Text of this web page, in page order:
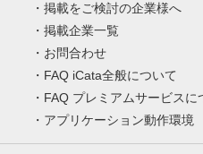
掲載をご検討の企業様へ
掲載企業一覧
お問合わせ
FAQ iCata全般について
FAQ プレミアムサービスに
アプリケーション動作環境